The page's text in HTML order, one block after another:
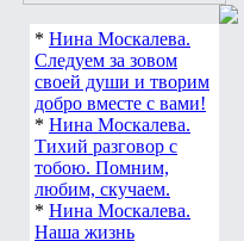
* Нина Москалева.
Следуем за зовом
своей души и творим
добро вместе с вами!
* Нина Москалева.
Тихий разговор с
тобою. Помним,
любим, скучаем.
* Нина Москалева.
Наша жизнь